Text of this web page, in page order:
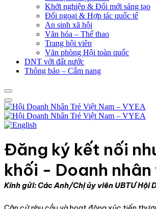
Khởi nghiệp & Đổi mới sáng tạo
Đối ngoại & Hợp tác quốc tế
An sinh xã hội
Văn hóa – Thể thao
Trang hội viên
Văn phòng Hội toàn quốc
DNT với đất nước
Thông báo – Cẩm nang